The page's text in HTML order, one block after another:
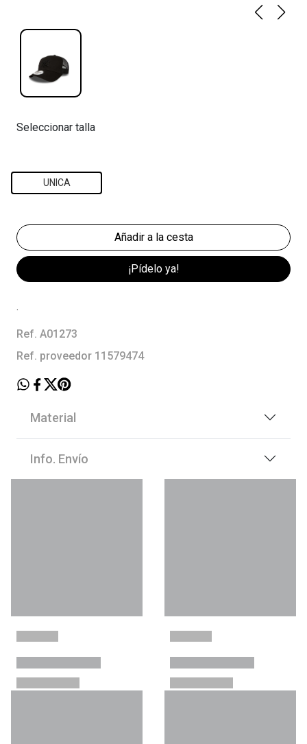
Seleccionar talla
UNICA
¡Pídelo ya!
.
Ref. A01273
Ref. proveedor 11579474
Material
Info. Envío